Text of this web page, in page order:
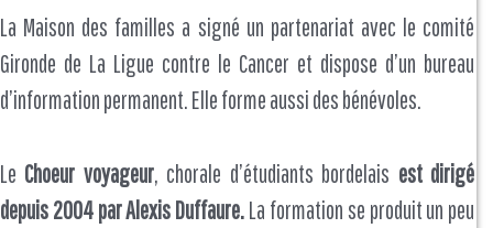
La Maison des familles a signé un partenariat avec le comité
Gironde de La Ligue contre le Cancer et dispose d’un bureau
d’information permanent. Elle forme aussi des bénévoles.
Le Choeur voyageur, chorale d’étudiants bordelais est dirigé
depuis 2004 par Alexis Duffaure. La formation se produit un peu